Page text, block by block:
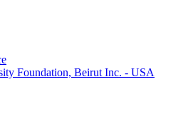
Foundation, Beirut Inc. - USA